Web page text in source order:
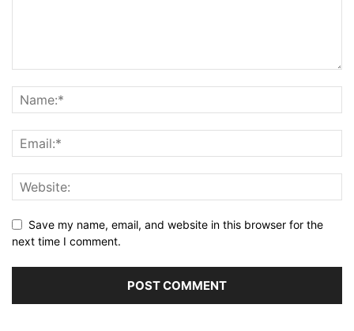
Save my name, email, and website in this browser for the
next time I comment.